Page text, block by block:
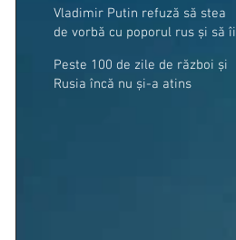
Vladimir Putin refuză să stea
de vorbă cu poporul rus și să îi
Peste 100 de zile de război și
Rusia încă nu și-a atins